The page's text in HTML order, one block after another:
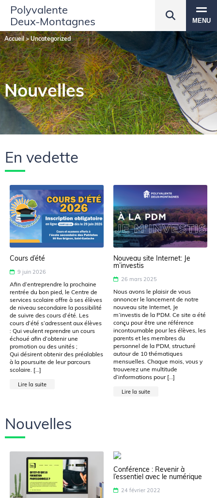
Polyvalente
Deux‑Montagnes
MENU
Accueil>Uncategorized
Nouvelles
En vedette
Cours d’été
9 juin 2026
Afin d’entreprendre la prochaine
rentrée du bon pied, le Centre de
services scolaire offre à ses élèves
de niveau secondaire la possibilité
de suivre des cours d’été. Les
cours d’été s’adressent aux élèves
: Qui veulent reprendre un cours
échoué afin d’obtenir une
promotion ou des unités ;
Qui désirent obtenir des préalables
à la poursuite de leur parcours
scolaire. […]
Lire la suite
Nouveau site Internet: Je
m’investis
26 mars 2025
Nous avons le plaisir de vous
annoncer le lancement de notre
nouveau site Internet, Je
m’investis de la PDM. Ce site a été
conçu pour être une référence
incontournable pour les élèves, les
parents et les membres du
personnel de la PDM, structuré
autour de 10 thématiques
mensuelles. Chaque mois, vous y
trouverez une multitude
d’informations pour […]
Lire la suite
Nouvelles
Conférence : Revenir à
l’essentiel avec le numérique
24 février 2022